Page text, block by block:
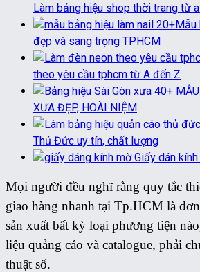
Làm bảng hiệu shop thời trang từ
20+Mẫu
đẹp và sang trọng TPHCM
theo yêu cầu tphcm từ A đến Z
40+
XƯA ĐẸP, HOÀI NIỆM
Thủ Đức uy tín, chất lượng
Giấy dán
Mọi người đều nghĩ rằng quy tắc
giao hàng nhanh tại Tp.HCM là
sản xuất bất kỳ loại phương tiện
liệu quảng cáo và catalogue, phải
thuật số.